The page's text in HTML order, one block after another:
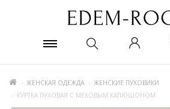
ЖЕНСКАЯ ОДЕЖДА
ЖЕНСКИЕ ПУХОВИКИ
КУРТКА ПУХОВАЯ С МЕХОВЫМ КАПЮШОНОМ